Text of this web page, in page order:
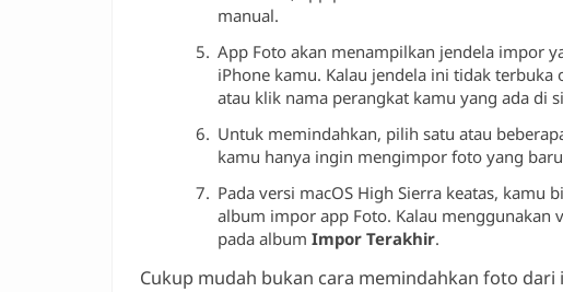
manual.
App Foto akan menampilkan jendela impor
iPhone kamu. Kalau jendela ini tidak
atau klik nama perangkat kamu yang ada di
Untuk memindahkan, pilih satu atau
kamu hanya ingin mengimpor foto yang
Pada versi macOS High Sierra keatas,
album impor app Foto. Kalau menggunakan
pada album Impor Terakhir.
Cukup mudah bukan cara memindahkan foto